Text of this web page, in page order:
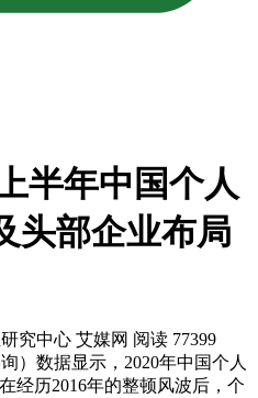
半年中国个人
头部企业布局
究中心 艾媒网 阅读 77399
）数据显示，2020年中国个人
经历2016年的整顿风波后，个